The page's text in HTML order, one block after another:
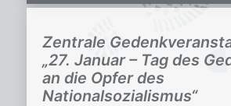
Zentrale
„27. Januar – Tag des
an die Opfer des
Nationalsozialismus“